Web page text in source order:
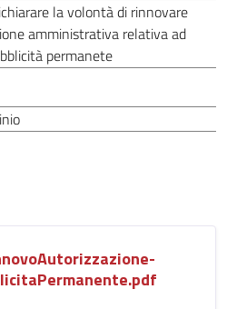
la volontà di rinnovare
amministrativa relativa ad
permanete